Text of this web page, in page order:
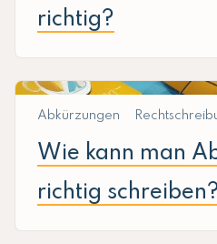
richtig?
Abkürzungen
Wie kann man
richtig